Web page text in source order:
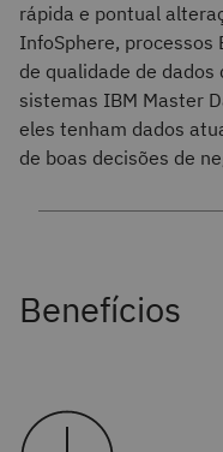
rápida e pontual
InfoSphere, processos
de qualidade de dados
sistemas IBM Master
eles tenham dados
de boas decisões de
Benefícios